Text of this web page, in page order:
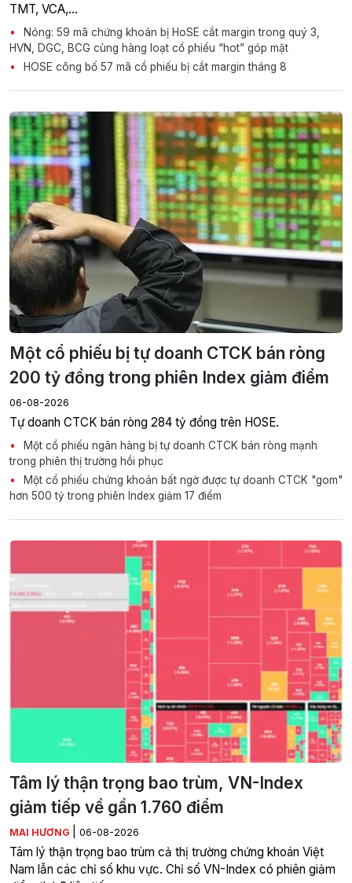
TMT, VCA,…
Nóng: 59 mã chứng khoán bị HoSE cắt margin trong quý 3,
HVN, DGC, BCG cùng hàng loạt cổ phiếu “hot” góp mặt
HOSE công bố 57 mã cổ phiếu bị cắt margin tháng 8
Một cổ phiếu bị tự doanh CTCK bán ròng
200 tỷ đồng trong phiên Index giảm điểm
06-08-2026
Tự doanh CTCK bán ròng 284 tỷ đồng trên HOSE.
Một cổ phiếu ngân hàng bị tự doanh CTCK bán ròng mạnh
trong phiên thị trường hồi phục
Một cổ phiếu chứng khoán bất ngờ được tự doanh CTCK "gom"
hơn 500 tỷ trong phiên Index giảm 17 điểm
Tâm lý thận trọng bao trùm, VN-Index
giảm tiếp về gần 1.760 điểm
MAI HƯƠNG 06-08-2026
Tâm lý thận trọng bao trùm cả thị trường chứng khoán Việt
Nam lẫn các chỉ số khu vực. Chỉ số VN-Index có phiên giảm